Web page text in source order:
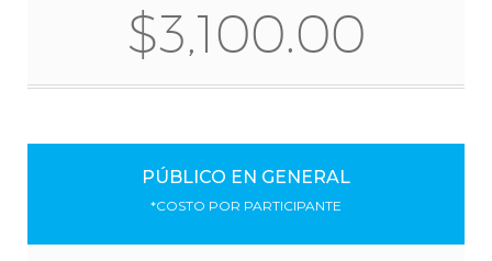
$3,100.00
PÚBLICO EN GENERAL
*COSTO POR PARTICIPANTE